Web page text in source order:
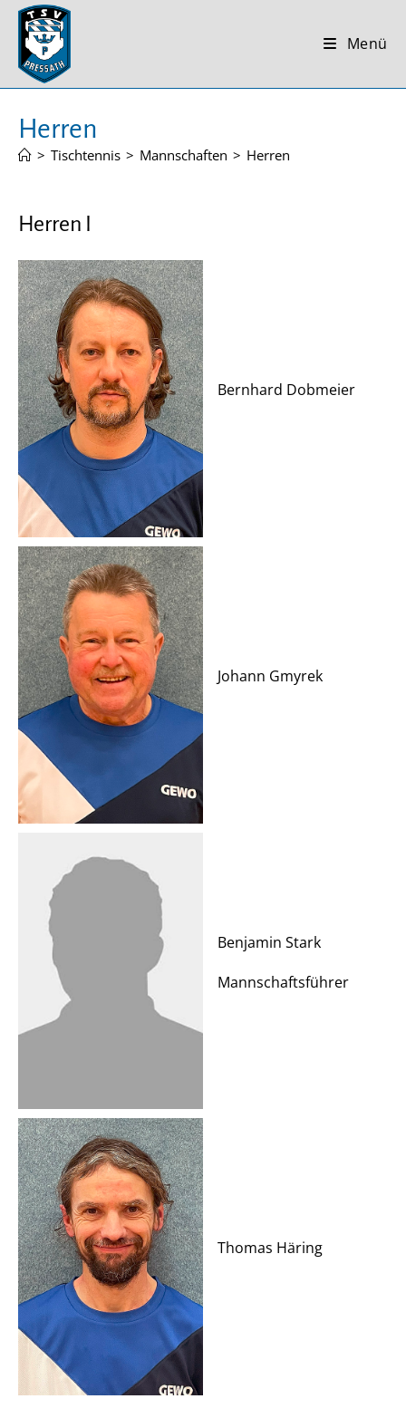
Zum
Inhalt
springen
Menü
Herren
> Tischtennis > Mannschaften > Herren
Herren I
Bernhard Dobmeier
Johann Gmyrek
Benjamin Stark
Mannschaftsführer
Thomas Häring